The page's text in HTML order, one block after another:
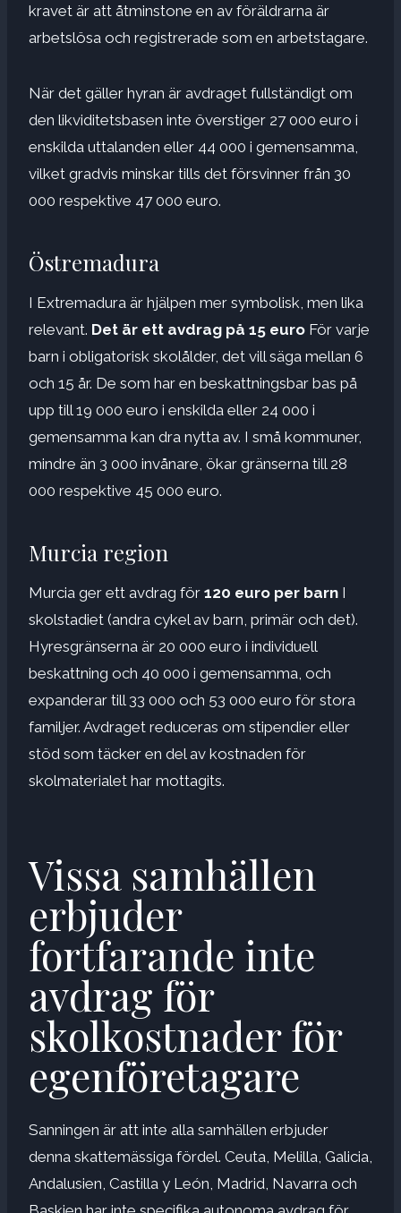
kravet är att åtminstone en av föräldrarna är
arbetslösa och registrerade som en arbetstagare.
När det gäller hyran är avdraget fullständigt om
den likviditetsbasen inte överstiger 27 000 euro i
enskilda uttalanden eller 44 000 i gemensamma,
vilket gradvis minskar tills det försvinner från 30
000 respektive 47 000 euro.
Östremadura
I Extremadura är hjälpen mer symbolisk, men lika
relevant. Det är ett avdrag på 15 euro För varje
barn i obligatorisk skolålder, det vill säga mellan 6
och 15 år. De som har en beskattningsbar bas på
upp till 19 000 euro i enskilda eller 24 000 i
gemensamma kan dra nytta av. I små kommuner,
mindre än 3 000 invånare, ökar gränserna till 28
000 respektive 45 000 euro.
Murcia region
Murcia ger ett avdrag för 120 euro per barn I
skolstadiet (andra cykel av barn, primär och det).
Hyresgränserna är 20 000 euro i individuell
beskattning och 40 000 i gemensamma, och
expanderar till 33 000 och 53 000 euro för stora
familjer. Avdraget reduceras om stipendier eller
stöd som täcker en del av kostnaden för
skolmaterialet har mottagits.
Vissa samhällen
erbjuder
fortfarande inte
avdrag för
skolkostnader för
egenföretagare
Sanningen är att inte alla samhällen erbjuder
denna skattemässiga fördel. Ceuta, Melilla, Galicia,
Andalusien, Castilla y León, Madrid, Navarra och